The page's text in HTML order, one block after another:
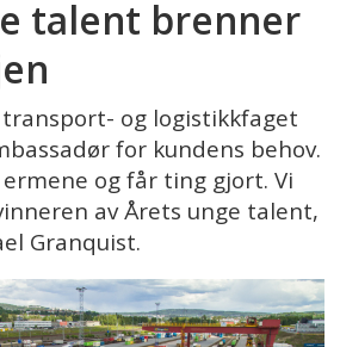
talent brenner
og logistikkfaget
for kundens behov.
og får ting gjort. Vi
av Årets unge talent,
Granquist.